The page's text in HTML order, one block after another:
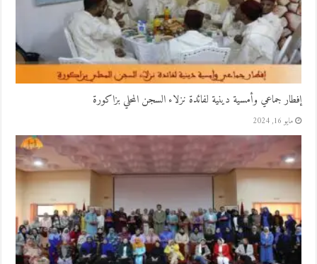
إفطار جماعي وأمسية دينية لفائدة نزلاء السجن المحلي بزاكورة
مايو 16, 2024